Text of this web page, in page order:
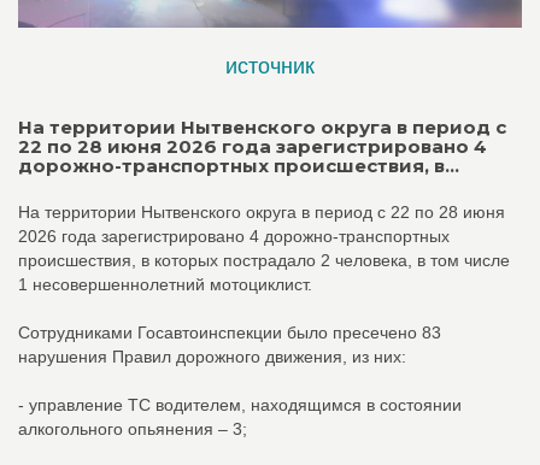
источник
На территории Нытвенского округа в период с
22 по 28 июня 2026 года зарегистрировано 4
дорожно-транспортных происшествия, в...
На территории Нытвенского округа в период с 22 по 28 июня
2026 года зарегистрировано 4 дорожно-транспортных
происшествия, в которых пострадало 2 человека, в том числе
1 несовершеннолетний мотоциклист.
Сотрудниками Госавтоинспекции было пресечено 83
нарушения Правил дорожного движения, из них:
- управление ТС водителем, находящимся в состоянии
алкогольного опьянения – 3;